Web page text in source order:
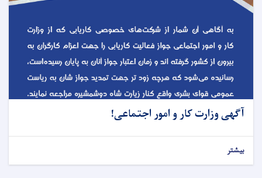
آگهی وزارت کار و امور اجتماعی!
بیشتر